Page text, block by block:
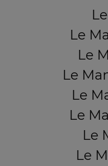
Le
Le
Le
Le
Le
Le
Le